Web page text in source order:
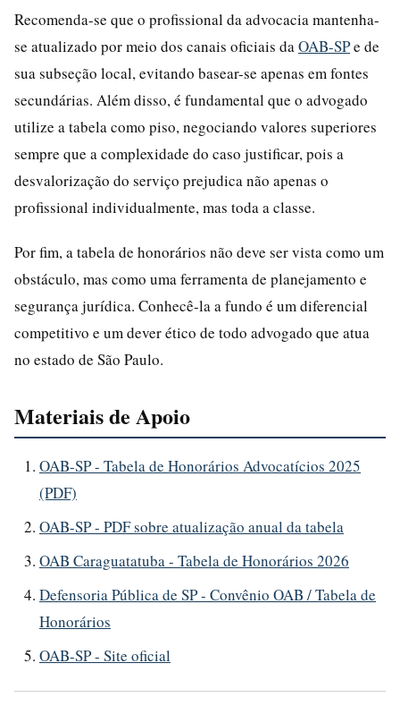
Recomenda-se que o profissional da advocacia mantenha-
se atualizado por meio dos canais oficiais da OAB-SPe de
sua subseção local, evitando basear-se apenas em fontes
secundárias. Além disso, é fundamental que o advogado
utilize a tabela como piso, negociando valores superiores
sempre que a complexidade do caso justificar, pois a
desvalorização do serviço prejudica não apenas o
profissional individualmente, mas toda a classe.
Por fim, a tabela de honorários não deve ser vista como um
obstáculo, mas como uma ferramenta de planejamento e
segurança jurídica. Conhecê-la a fundo é um diferencial
competitivo e um dever ético de todo advogado que atua
no estado de São Paulo.
Materiais de Apoio
OAB-SP - Tabela de Honorários Advocatícios 2025
(PDF)
OAB-SP - PDF sobre atualização anual da tabela
OAB Caraguatatuba - Tabela de Honorários 2026
Defensoria Pública de SP - Convênio OAB / Tabela de
Honorários
OAB-SP - Site oficial